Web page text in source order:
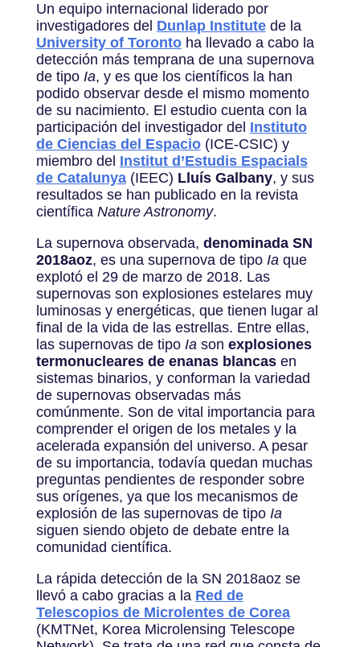
Un equipo internacional liderado por
investigadores del Dunlap Institutede la
University of Torontoha llevado a cabo la
detección más temprana de una supernova
de tipo Ia, y es que los científicos la han
podido observar desde el mismo momento
de su nacimiento. El estudio cuenta con la
participación del investigador del Instituto
de Ciencias del Espacio(ICE-CSIC) y
miembro del Institut d’Estudis Espacials
de Catalunya(IEEC) Lluís Galbany, y sus
resultados se han publicado en la revista
científica Nature Astronomy.
La supernova observada, denominada SN
2018aoz, es una supernova de tipo Iaque
explotó el 29 de marzo de 2018. Las
supernovas son explosiones estelares muy
luminosas y energéticas, que tienen lugar al
final de la vida de las estrellas. Entre ellas,
las supernovas de tipo Iason explosiones
termonucleares de enanas blancasen
sistemas binarios, y conforman la variedad
de supernovas observadas más
comúnmente. Son de vital importancia para
comprender el origen de los metales y la
acelerada expansión del universo. A pesar
de su importancia, todavía quedan muchas
preguntas pendientes de responder sobre
sus orígenes, ya que los mecanismos de
explosión de las supernovas de tipo Ia
siguen siendo objeto de debate entre la
comunidad científica.
La rápida detección de la SN 2018aoz se
llevó a cabo gracias a la Red de
Telescopios de Microlentes de Corea
(KMTNet, Korea Microlensing Telescope